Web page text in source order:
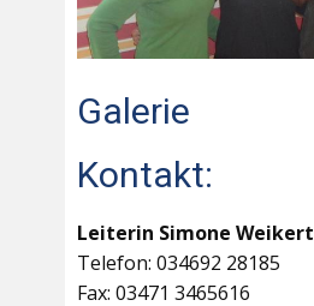
Galerie
Kontakt:
Leiterin Simone Weikert
Telefon: 034692 28185
Fax: 03471 3465616